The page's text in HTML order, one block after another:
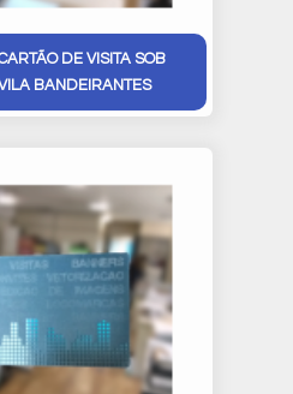
DE VISITA SOB
BANDEIRANTES